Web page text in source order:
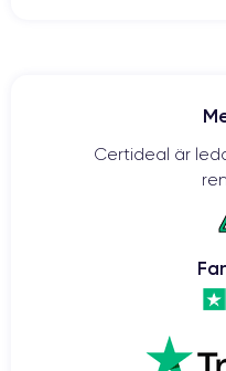
Certideal är